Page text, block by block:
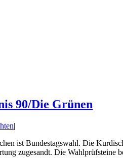
90/Die Grünen
|
ist Bundestagswahl. Die
zugesandt. Die